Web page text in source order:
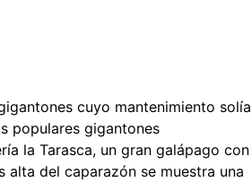
cuyo mantenimiento solía
populares gigantones
la Tarasca, un gran galápago con
del caparazón se muestra una